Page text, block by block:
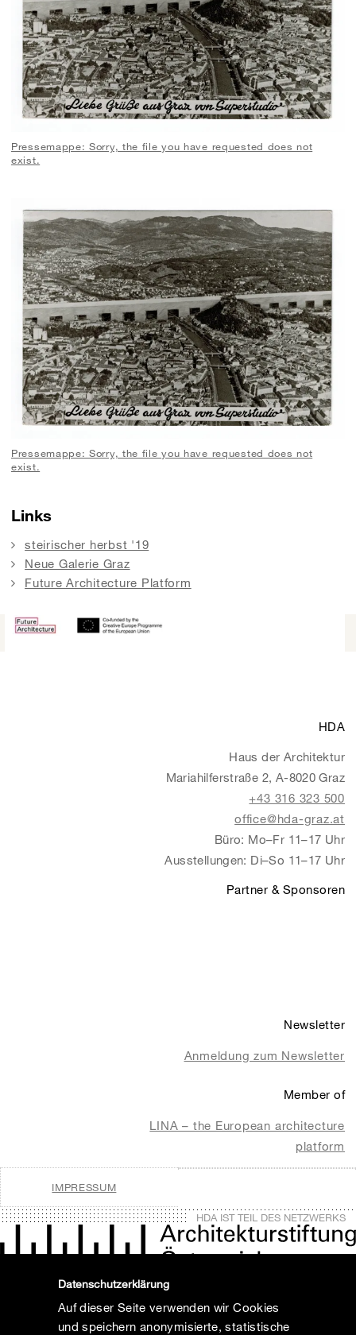
Pressemappe: Sorry, the file you have requested does not
exist.
Pressemappe: Sorry, the file you have requested does not
exist.
Links
steirischer herbst '19
Neue Galerie Graz
Future Architecture Platform
HDA
Haus der Architektur
Mariahilferstraße 2, A-8020 Graz
+43 316 323 500
office@hda-graz.at
Büro: Mo–Fr 11–17 Uhr
Ausstellungen: Di–So 11–17 Uhr
Partner & Sponsoren
Newsletter
Anmeldung zum Newsletter
Member of
LINA – the European architecture
platform
IMPRESSUM
HDA IST TEIL DES NETZWERKS
Datenschutzerklärung
Auf dieser Seite verwenden wir Cookies
und speichern anonymisierte, statistische